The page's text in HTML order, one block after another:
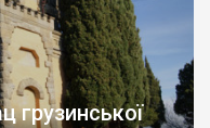
грузинської